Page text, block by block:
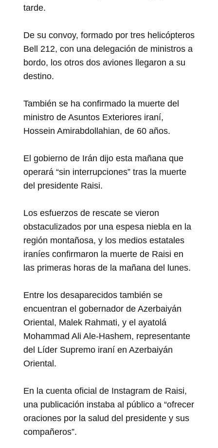
tarde.
De su convoy, formado por tres helicópteros
Bell 212, con una delegación de ministros a
bordo, los otros dos aviones llegaron a su
destino.
También se ha confirmado la muerte del
ministro de Asuntos Exteriores iraní,
Hossein Amirabdollahian, de 60 años.
El gobierno de Irán dijo esta mañana que
operará “sin interrupciones” tras la muerte
del presidente Raisi.
Los esfuerzos de rescate se vieron
obstaculizados por una espesa niebla en la
región montañosa, y los medios estatales
iraníes confirmaron la muerte de Raisi en
las primeras horas de la mañana del lunes.
Entre los desaparecidos también se
encuentran el gobernador de Azerbaiyán
Oriental, Malek Rahmati, y el ayatolá
Mohammad Ali Ale-Hashem, representante
del Líder Supremo iraní en Azerbaiyán
Oriental.
En la cuenta oficial de Instagram de Raisi,
una publicación instaba al público a “ofrecer
oraciones por la salud del presidente y sus
compañeros”.